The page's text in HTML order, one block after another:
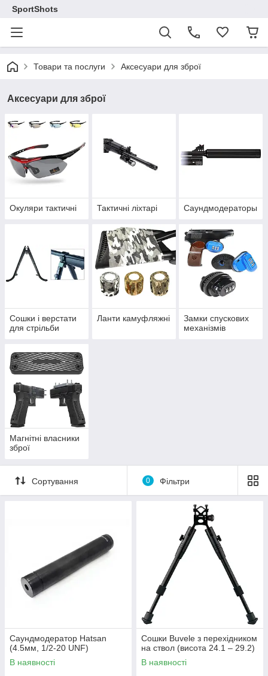
SportShots
Товари та послуги Аксесуари для зброї
Аксесуари для зброї
Окуляри тактичні Тактичні ліхтарі Саундмодераторы
Сошки і верстати
для стрільби
Ланти камуфляжні
Замки спускових
механізмів
Магнітні власники
зброї
Сортування 0 Фільтри
Саундмодератор Hatsan
(4.5мм, 1/2-20 UNF)
В наявності
Сошки Buvele з перехідником
на ствол (висота 24.1 – 29.2)
В наявності